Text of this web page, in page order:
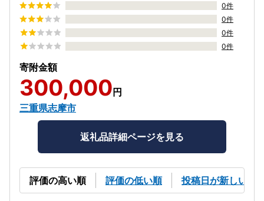
0件
0件
0件
0件
寄附金額
300,000円
三重県志摩市
返礼品詳細ページを見る
評価の高い順 評価の低い順 投稿日が新しい順